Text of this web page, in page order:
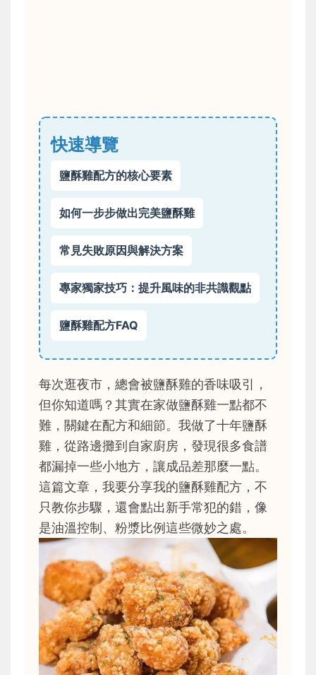
快速導覽
鹽酥雞配方的核心要素
如何一步步做出完美鹽酥雞
常見失敗原因與解決方案
專家獨家技巧：提升風味的非共識觀點
鹽酥雞配方FAQ
每次逛夜市，總會被鹽酥雞的香味吸引，
但你知道嗎？其實在家做鹽酥雞一點都不
難，關鍵在配方和細節。我做了十年鹽酥
雞，從路邊攤到自家廚房，發現很多食譜
都漏掉一些小地方，讓成品差那麼一點。
這篇文章，我要分享我的鹽酥雞配方，不
只教你步驟，還會點出新手常犯的錯，像
是油溫控制、粉漿比例這些微妙之處。